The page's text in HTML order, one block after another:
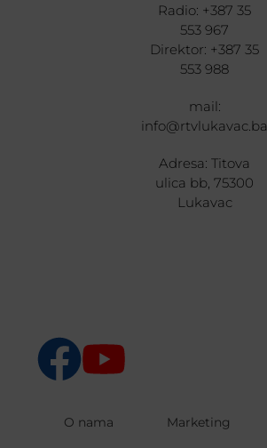
Radio: +387 35
553 967
Direktor: +387 35
553 988
mail:
info@rtvlukavac.ba
Adresa: Titova
ulica bb, 75300
Lukavac
O nama Marketing